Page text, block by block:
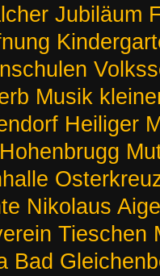
Jubiläum
Musik
Heiliger
Hohenbrugg
Nikolaus
Tieschen
Bad